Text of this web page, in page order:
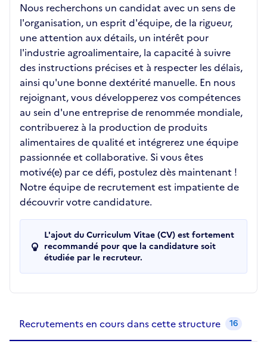
Nous recherchons un candidat avec un sens de
l'organisation, un esprit d'équipe, de la rigueur,
une attention aux détails, un intérêt pour
l'industrie agroalimentaire, la capacité à suivre
des instructions précises et à respecter les délais,
ainsi qu'une bonne dextérité manuelle. En nous
rejoignant, vous développerez vos compétences
au sein d'une entreprise de renommée mondiale,
contribuerez à la production de produits
alimentaires de qualité et intégrerez une équipe
passionnée et collaborative. Si vous êtes
motivé(e) par ce défi, postulez dès maintenant !
Notre équipe de recrutement est impatiente de
découvrir votre candidature.
L'ajout du Curriculum Vitae (CV) est fortement
recommandé pour que la candidature soit
étudiée par le recruteur.
Recrutements en cours dans cette structure 16